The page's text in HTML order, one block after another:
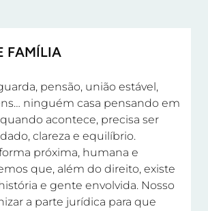
FAMÍLIA
pensão, união estável,
ninguém casa pensando em
acontece, precisa ser
clareza e equilíbrio.
próxima, humana e
que, além do direito, existe
e gente envolvida. Nosso
a parte jurídica para que